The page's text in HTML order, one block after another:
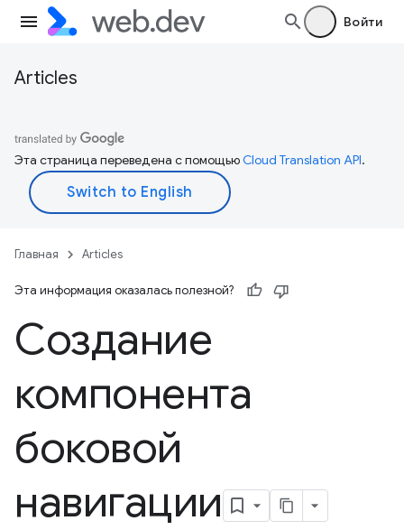
Войти
Articles
Эта страница переведена с помощьюCloud Translation API.
Главная Articles
Эта информация оказалась полезной?
Создание
компонента
боковой
навигации